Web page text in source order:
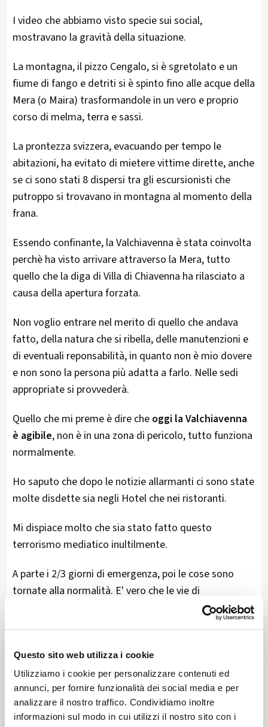
Questo sito web utilizza i cookie
Utilizziamo i cookie per personalizzare contenuti ed
annunci, per fornire funzionalità dei social media e per
analizzare il nostro traffico. Condividiamo inoltre
informazioni sul modo in cui utilizzi il nostro sito con i
I video che abbiamo visto specie sui social,
mostravano la gravità della situazione.
La montagna, il pizzo Cengalo, si è sgretolato e un
fiume di fango e detriti si è spinto fino alle acque della
Mera (o Maira) trasformandole in un vero e proprio
corso di melma, terra e sassi.
La prontezza svizzera, evacuando per tempo le
abitazioni, ha evitato di mietere vittime dirette, anche
se ci sono stati 8 dispersi tra gli escursionisti che
putroppo si trovavano in montagna al momento della
frana.
Essendo confinante, la Valchiavenna è stata coinvolta
perchè ha visto arrivare attraverso la Mera, tutto
quello che la diga di Villa di Chiavenna ha rilasciato a
causa della apertura forzata.
Non voglio entrare nel merito di quello che andava
fatto, della natura che si ribella, delle manutenzioni e
di eventuali reponsabilità, in quanto non è mio dovere
e non sono la persona più adatta a farlo. Nelle sedi
appropriate si provvederà.
Quello che mi preme è dire che oggi la Valchiavenna
è agibile, non è in una zona di pericolo, tutto funziona
normalmente.
Ho saputo che dopo le notizie allarmanti ci sono state
molte disdette sia negli Hotel che nei ristoranti.
Mi dispiace molto che sia stato fatto questo
terrorismo mediatico inultilmente.
A parte i 2/3 giorni di emergenza, poi le cose sono
tornate alla normalità. E' vero che le vie di
comunicazione da e per la Svizzera sono state
maChiavenna, Piuro e Villa di Chiavenna
come lo sono sempre state. Ad oggi ilpasso del
Maloja per la Svizzeraè accessibile attraverso la
strada vecchia via Promontogno.